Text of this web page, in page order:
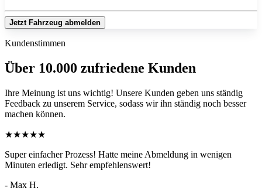
Jetzt Fahrzeug abmelden
Kundenstimmen
Über 10.000 zufriedene Kunden
Ihre Meinung ist uns wichtig! Unsere Kunden geben uns ständig
Feedback zu unserem Service, sodass wir ihn ständig noch besser
machen können.
★★★★★
Super einfacher Prozess! Hatte meine Abmeldung in wenigen
Minuten erledigt. Sehr empfehlenswert!
- Max H.